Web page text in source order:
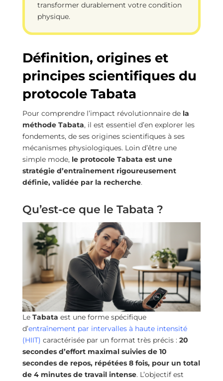
transformer durablement votre condition
physique.
Définition, origines et
principes scientifiques du
protocole Tabata
Pour comprendre l’impact révolutionnaire dela
méthode Tabata, il est essentiel d’en explorer les
fondements, de ses origines scientifiques à ses
mécanismes physiologiques. Loin d’être une
simple mode, le protocole Tabata est une
stratégie d’entraînement rigoureusement
définie, validée par la recherche.
Qu’est-ce que le Tabata ?
Le Tabata est une forme spécifique
d’entraînement par intervalles à haute intensité
(HIIT) caractérisée par un format très précis : 20
secondes d’effort maximal suivies de 10
secondes de repos, répétées 8 fois, pour un total
de 4 minutes de travail intense. L’objectif est